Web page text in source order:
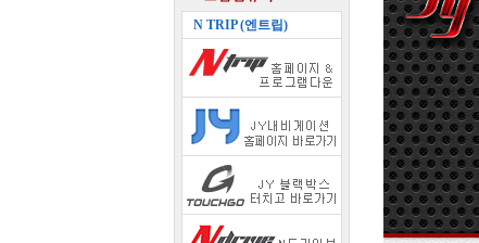
N TRIP (엔트립)